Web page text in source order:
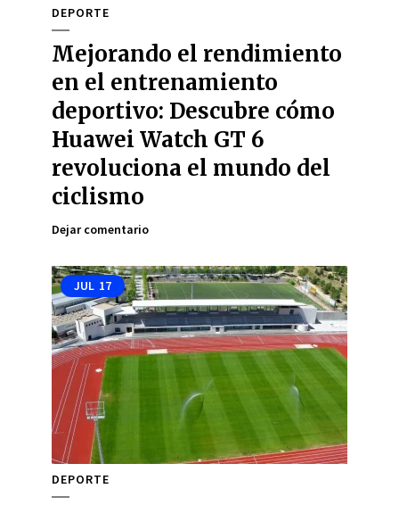
DEPORTE
Mejorando el rendimiento
en el entrenamiento
deportivo: Descubre cómo
Huawei Watch GT 6
revoluciona el mundo del
ciclismo
Dejar comentario
JUL 17
DEPORTE